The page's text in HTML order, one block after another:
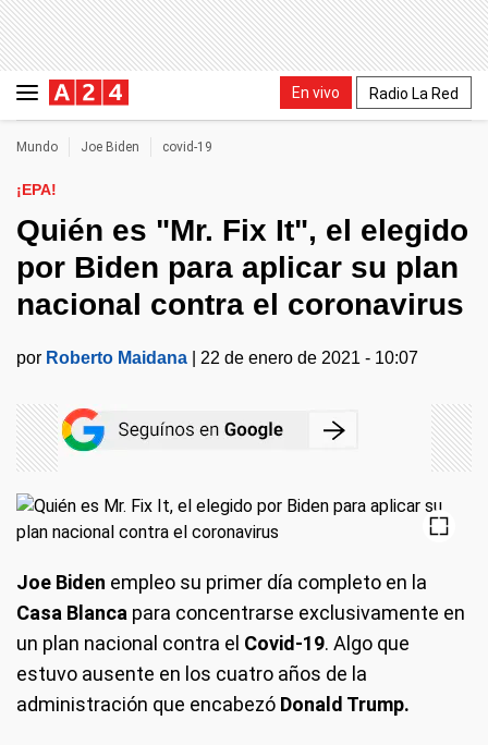
En vivo Radio La Red
Mundo Joe Biden covid-19
¡EPA!
Quién es "Mr. Fix It", el elegido
por Biden para aplicar su plan
nacional contra el coronavirus
por Roberto Maidana 22 de enero de 2021 - 10:07
Joe Biden empleo su primer día completo en la
Casa Blanca para concentrarse exclusivamente en
un plan nacional contra el Covid-19. Algo que
estuvo ausente en los cuatro años de la
administración que encabezó Donald Trump.